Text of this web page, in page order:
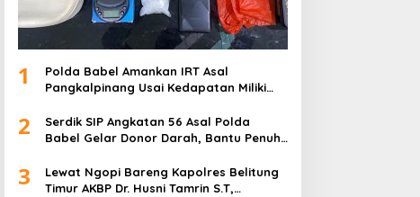
1
Polda Babel Amankan IRT Asal
Pangkalpinang Usai Kedapatan Miliki
2
Serdik SIP Angkatan 56 Asal Polda
Babel Gelar Donor Darah, Bantu Penuhi
3
Lewat Ngopi Bareng Kapolres Belitung
Timur AKBP Dr. Husni Tamrin S.T,